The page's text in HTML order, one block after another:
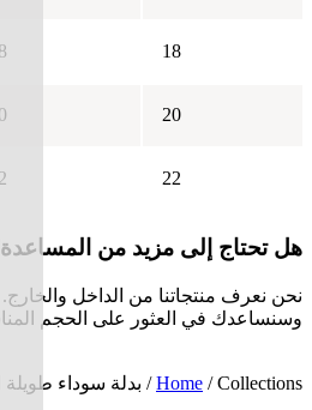
18
20
22
هل تحتاج إلى مزيد من
نحن نعرف منتجاتنا من الداخل والخارج.
وسنساعدك في العثور على الحجم
Home / Collections / بدلة سوداء طويلة